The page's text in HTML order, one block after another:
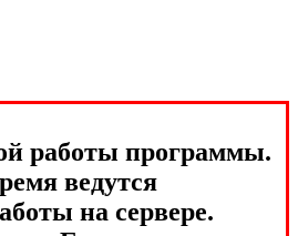
работы программы.
ведутся
на сервере.